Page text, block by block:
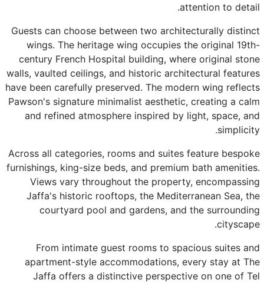
attention to detail.
Guests can choose between two architecturally distinct
wings. The heritage wing occupies the original 19th-
century French Hospital building, where original stone
walls, vaulted ceilings, and historic architectural features
have been carefully preserved. The modern wing reflects
Pawson's signature minimalist aesthetic, creating a calm
and refined atmosphere inspired by light, space, and
simplicity.
Across all categories, rooms and suites feature bespoke
furnishings, king-size beds, and premium bath amenities.
Views vary throughout the property, encompassing
Jaffa's historic rooftops, the Mediterranean Sea, the
courtyard pool and gardens, and the surrounding
cityscape.
From intimate guest rooms to spacious suites and
apartment-style accommodations, every stay at The
Jaffa offers a distinctive perspective on one of Tel